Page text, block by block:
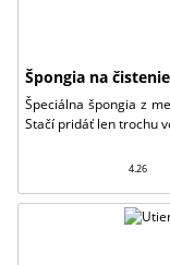
Špongia na
Špeciálna špongia z
Stačí pridáť len trochu
4.26